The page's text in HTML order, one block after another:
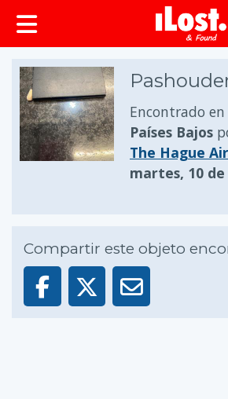
Encontrado en
Países Bajos
The Hague
martes, 10
Compartir este objeto